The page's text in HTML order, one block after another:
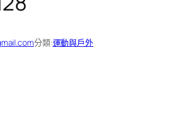
分類:運動與戶外